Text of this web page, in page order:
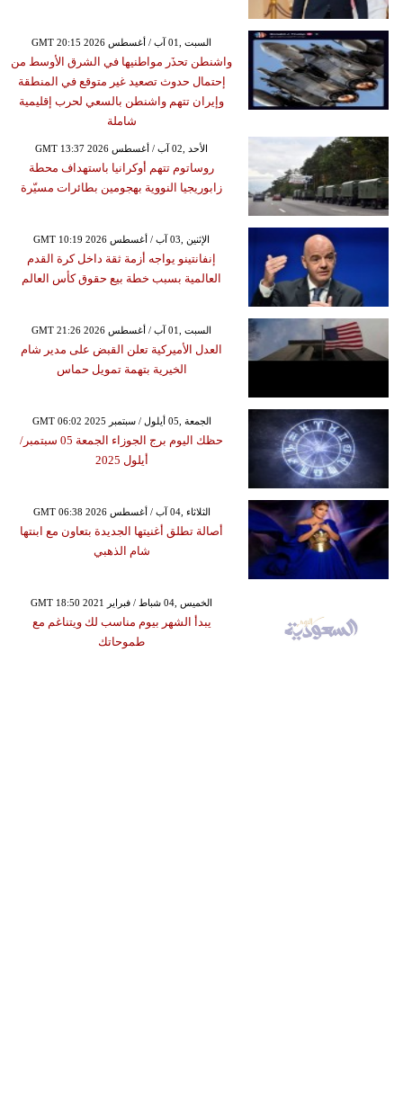
GMT 20:15 2026 السبت ,01 آب / أغسطس
واشنطن تحذَر مواطنيها في الشرق الأوسط من
إحتمال حدوث تصعيد غير متوقع في المنطقة
وإيران تتهم واشنطن بالسعي لحرب إقليمية
شاملة
GMT 13:37 2026 الأحد ,02 آب / أغسطس
روساتوم تتهم أوكرانيا باستهداف محطة
زابوريجيا النووية بهجومين بطائرات مسيّرة
GMT 10:19 2026 الإثنين ,03 آب / أغسطس
إنفانتينو يواجه أزمة ثقة داخل كرة القدم
العالمية بسبب خطة بيع حقوق كأس العالم
GMT 21:26 2026 السبت ,01 آب / أغسطس
العدل الأميركية تعلن القبض على مدير شام
الخيرية بتهمة تمويل حماس
GMT 06:02 2025 الجمعة ,05 أيلول / سبتمبر
حظك اليوم برج الجوزاء الجمعة 05 سبتمبر/
أيلول 2025
GMT 06:38 2026 الثلاثاء ,04 آب / أغسطس
أصالة تطلق أغنيتها الجديدة بتعاون مع ابنتها
شام الذهبي
GMT 18:50 2021 الخميس ,04 شباط / فبراير
يبدأ الشهر بيوم مناسب لك ويتناغم مع
طموحاتك